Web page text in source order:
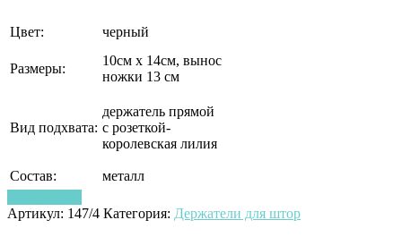
Цвет: черный
Размеры:
10см х 14см, вынос
ножки 13 см
Вид подхвата:
держатель прямой
с розеткой-
королевская лилия
Состав:
металл
Артикул: 147/4 Категория: Держатели для штор